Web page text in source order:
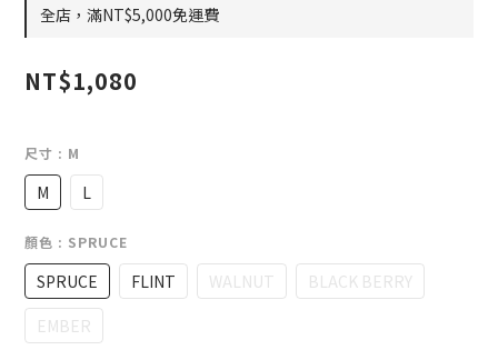
全店，滿NT$5,000免運費
NT$1,080
尺寸 : M
M L
顏色 : SPRUCE
SPRUCE FLINT WALNUT
BLACK BERRY
EMBER